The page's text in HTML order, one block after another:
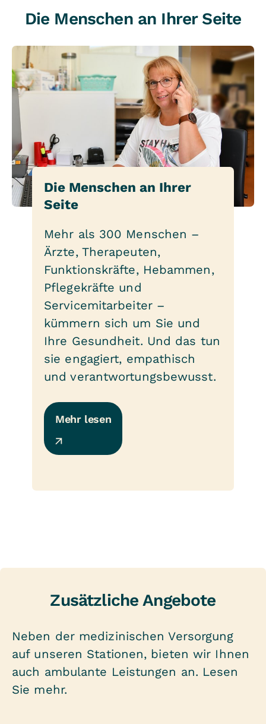
Die Menschen an Ihrer Seite
Die Menschen an Ihrer
Seite
Mehr als 300 Menschen –
Ärzte, Therapeuten,
Funktionskräfte, Hebammen,
Pflegekräfte und
Servicemitarbeiter –
kümmern sich um Sie und
Ihre Gesundheit. Und das tun
sie engagiert, empathisch
und verantwortungsbewusst.
Mehr lesen
Zusätzliche Angebote
Neben der medizinischen Versorgung
auf unseren Stationen, bieten wir Ihnen
auch ambulante Leistungen an. Lesen
Sie mehr.